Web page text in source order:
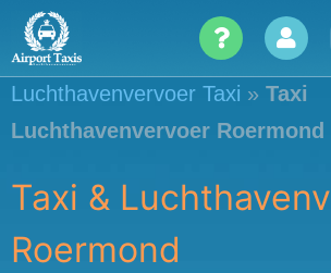
Skip
content
Luchthavenvervoer Taxi » Taxi
Luchthavenvervoer Roermond
Taxi &
Roermond